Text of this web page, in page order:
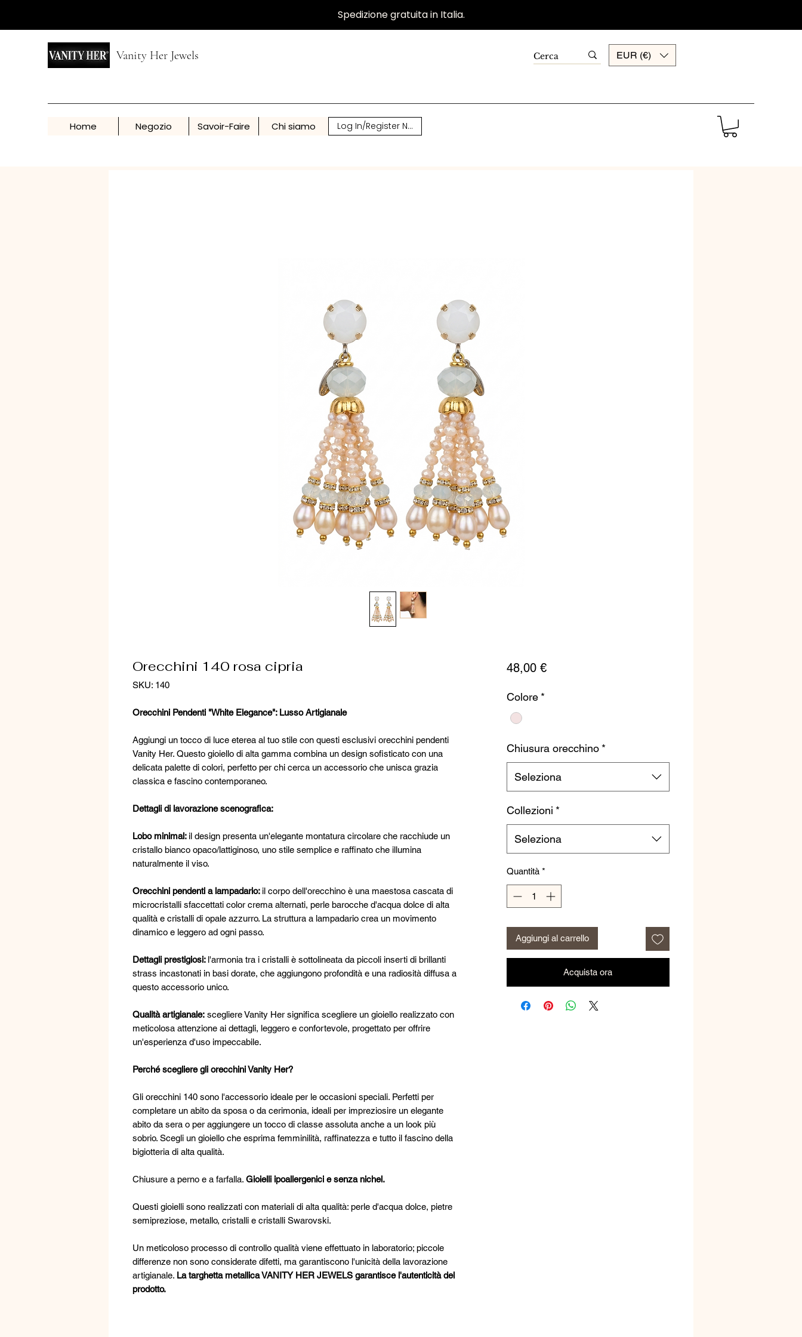
Spedizione gratuita in Italia.
Vanity Her Jewels EUR (€)
Home Negozio Savoir-Faire Chi siamo Log In/Register Now
Orecchini 140 rosa cipria
SKU: 140
Orecchini Pendenti "White Elegance": Lusso Artigianale
Aggiungi un tocco di luce eterea al tuo stile con questi esclusivi orecchini pendenti
Vanity Her. Questo gioiello di alta gamma combina un design sofisticato con una
delicata palette di colori, perfetto per chi cerca un accessorio che unisca grazia
classica e fascino contemporaneo.
Dettagli di lavorazione scenografica:
Lobo minimal: il design presenta un'elegante montatura circolare che racchiude un
cristallo bianco opaco/lattiginoso, uno stile semplice e raffinato che illumina
naturalmente il viso.
Orecchini pendenti a lampadario: il corpo dell'orecchino è una maestosa cascata di
microcristalli sfaccettati color crema alternati, perle barocche d'acqua dolce di alta
qualità e cristalli di opale azzurro. La struttura a lampadario crea un movimento
dinamico e leggero ad ogni passo.
Dettagli prestigiosi: l'armonia tra i cristalli è sottolineata da piccoli inserti di brillanti
strass incastonati in basi dorate, che aggiungono profondità e una radiosità diffusa a
questo accessorio unico.
Qualità artigianale: scegliere Vanity Her significa scegliere un gioiello realizzato con
meticolosa attenzione ai dettagli, leggero e confortevole, progettato per offrire
un'esperienza d'uso impeccabile.
Perché scegliere gli orecchini Vanity Her?
Gli orecchini 140 sono l'accessorio ideale per le occasioni speciali. Perfetti per
completare un abito da sposa o da cerimonia, ideali per impreziosire un elegante
abito da sera o per aggiungere un tocco di classe assoluta anche a un look più
sobrio. Scegli un gioiello che esprima femminilità, raffinatezza e tutto il fascino della
bigiotteria di alta qualità.
Chiusure a perno e a farfalla. Gioielli ipoallergenici e senza nichel.
Questi gioielli sono realizzati con materiali di alta qualità: perle d'acqua dolce, pietre
semipreziose, metallo, cristalli e cristalli Swarovski.
Un meticoloso processo di controllo qualità viene effettuato in laboratorio; piccole
differenze non sono considerate difetti, ma garantiscono l'unicità della lavorazione
artigianale. La targhetta metallica VANITY HER JEWELS garantisce l'autenticità del
prodotto.
48,00 €Prezzo
Colore *
Chiusura orecchino *
Seleziona
Collezioni *
Seleziona
Quantità *
Aggiungi al carrello
Acquista ora